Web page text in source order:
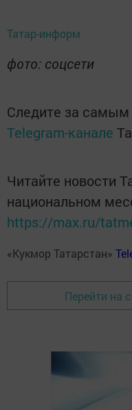
Татар-информ
фото: соцсети
Следите за
Telegram-канале
Читайте новости
национальном
https://max.ru/
«Кукмор Татарстан»
Перейти на